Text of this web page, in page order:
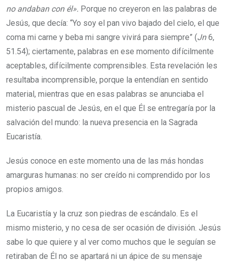
no andaban con él». Porque no creyeron en las palabras de
Jesús, que decía: “Yo soy el pan vivo bajado del cielo, el que
coma mi carne y beba mi sangre vivirá para siempre” (Jn6,
51.54); ciertamente, palabras en ese momento difícilmente
aceptables, difícilmente comprensibles. Esta revelación les
resultaba incomprensible, porque la entendían en sentido
material, mientras que en esas palabras se anunciaba el
misterio pascual de Jesús, en el que Él se entregaría por la
salvación del mundo: la nueva presencia en la Sagrada
Eucaristía.
Jesús conoce en este momento una de las más hondas
amarguras humanas: no ser creído ni comprendido por los
propios amigos.
La Eucaristía y la cruz son piedras de escándalo. Es el
mismo misterio, y no cesa de ser ocasión de división. Jesús
sabe lo que quiere y al ver como muchos que le seguían se
retiraban de Él no se apartará ni un ápice de su mensaje